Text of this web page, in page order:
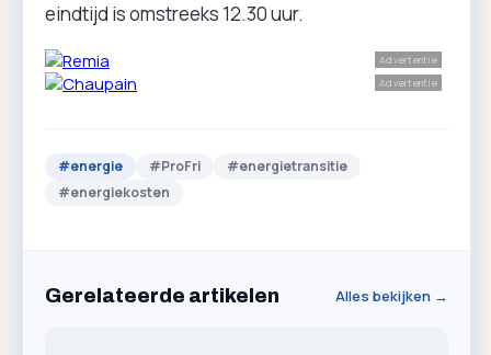
eindtijd is omstreeks 12.30 uur.
Advertentie
Advertentie
#energie #ProFri #energietransitie
#energiekosten
Gerelateerde artikelen Alles bekijken →